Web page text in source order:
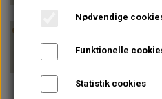
VANDPOLERING
Nødvendige
Funktionelle
Statistik cookies